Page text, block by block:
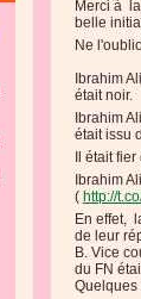
Merci à
belle
Ne
Ibrahim
était noir.
Ibrahim
était issu
Il était
Ibrahim
( http://
En effet,
de leur
B. Vice
du FN
Quelques